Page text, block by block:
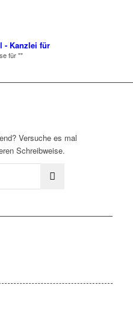
für ""
Versuche es mal
Schreibweise.